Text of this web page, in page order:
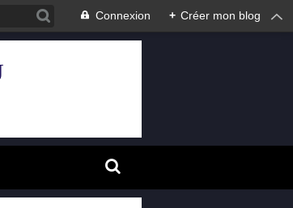
Connexion + Créer mon blog